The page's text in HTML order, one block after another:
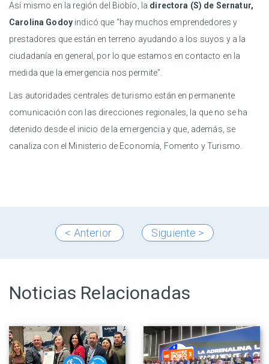
Así mismo en la región del Biobío, la directora (S) de Sernatur,
Carolina Godoyindicó que “hay muchos emprendedores y
prestadores que están en terreno ayudando a los suyos y a la
ciudadanía en general, por lo que estamos en contacto en la
medida que la emergencia nos permite”.
Las autoridades centrales de turismo están en permanente
comunicación con las direcciones regionales, la que no se ha
detenido desde el inicio de la emergencia y que, además, se
canaliza con el Ministerio de Economía, Fomento y Turismo.
< Anterior Siguiente >
Noticias Relacionadas